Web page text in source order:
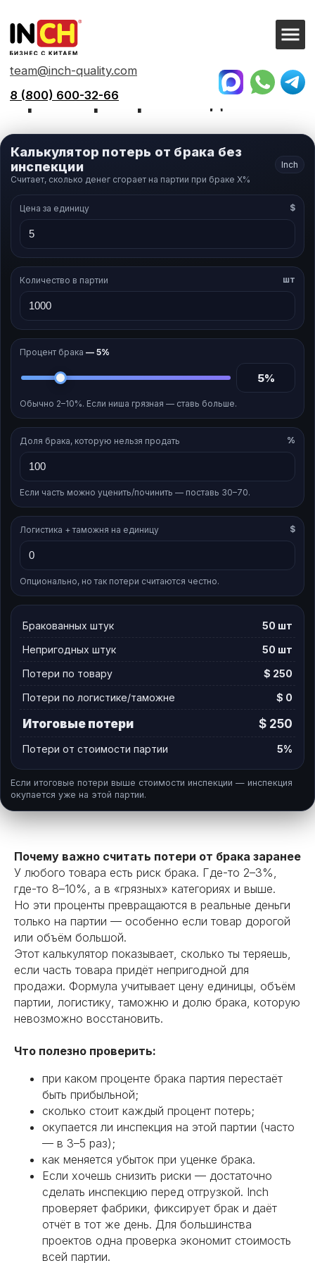
team@inch-quality.com
8 (800) 600-32-66
Калькулятор потерь от
брака при производстве
Калькулятор потерь от брака без
инспекции
Считает, сколько денег сгорает на партии при браке X%
Inch
Цена за единицу $
Количество в партии шт
Процент брака — 5%
5%
Обычно 2–10%. Если ниша грязная — ставь больше.
Доля брака, которую нельзя продать %
Если часть можно уценить/починить — поставь 30–70.
Логистика + таможня на единицу $
Опционально, но так потери считаются честно.
Бракованных штук 50 шт
Непригодных штук
50 шт
Потери по товару
$ 250
Потери по логистике/таможне
$ 0
Итоговые потери $ 250
Потери от стоимости партии 5%
Если итоговые потери выше стоимости инспекции — инспекция
окупается уже на этой партии.
Почему важно считать потери от брака заранее
У любого товара есть риск брака. Где-то 2–3%,
где-то 8–10%, а в «грязных» категориях и выше.
Но эти проценты превращаются в реальные деньги
только на партии — особенно если товар дорогой
или объём большой.
Этот калькулятор показывает, сколько ты теряешь,
если часть товара придёт непригодной для
продажи. Формула учитывает цену единицы, объём
партии, логистику, таможню и долю брака, которую
невозможно восстановить.
Что полезно проверить:
при каком проценте брака партия перестаёт
быть прибыльной;
сколько стоит каждый процент потерь;
окупается ли инспекция на этой партии (часто
— в 3–5 раз);
как меняется убыток при уценке брака.
Если хочешь снизить риски — достаточно
сделать инспекцию перед отгрузкой. Inch
проверяет фабрики, фиксирует брак и даёт
отчёт в тот же день. Для большинства
проектов одна проверка экономит стоимость
всей партии.